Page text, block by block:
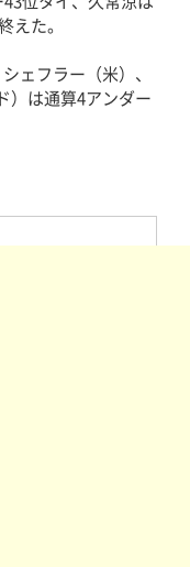
えた。
ェフラー（米）、
）は通算4アンダー